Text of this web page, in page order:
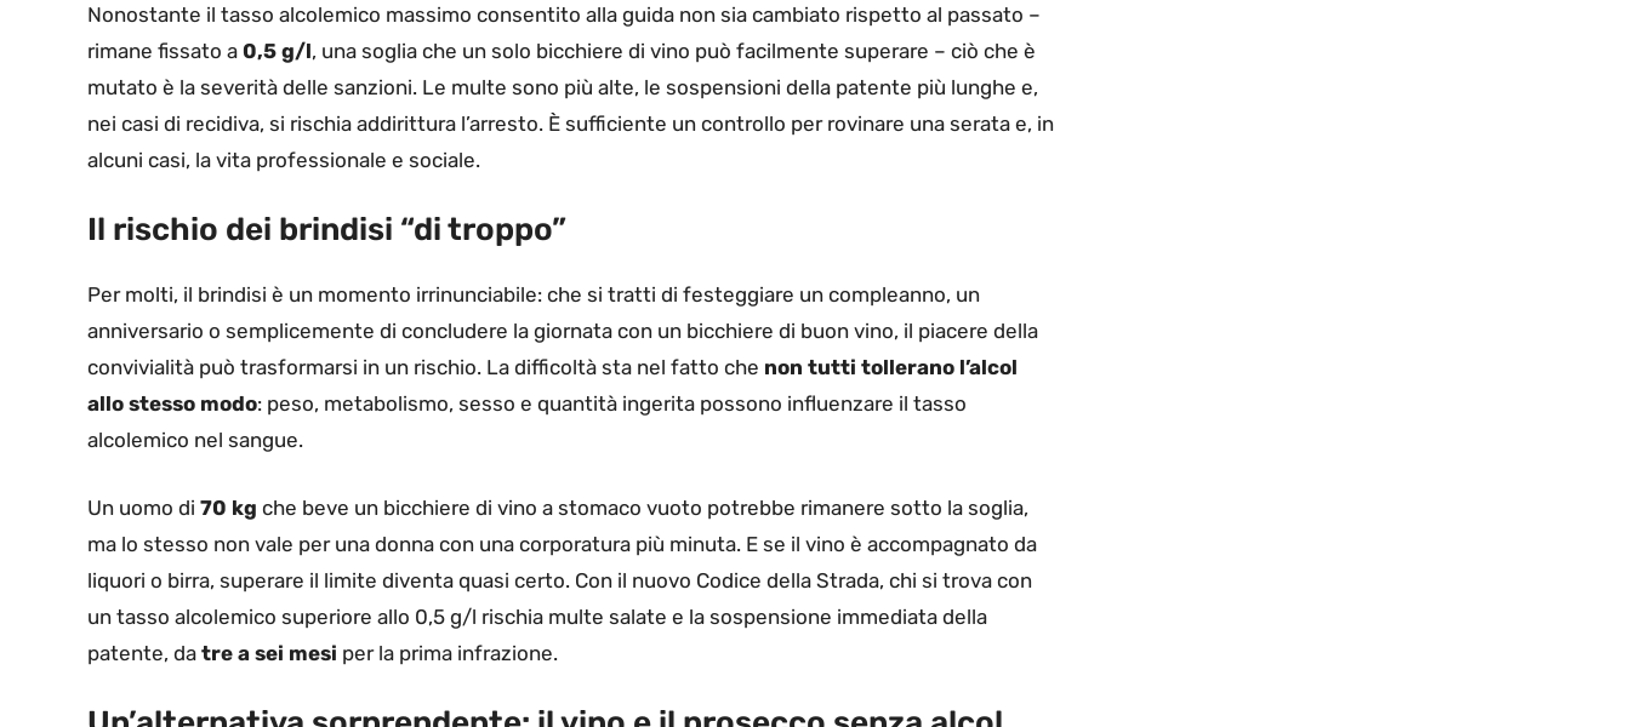
Nonostante il tasso alcolemico massimo consentito alla guida non sia cambiato rispetto al passato –
rimane fissato a 0,5 g/l, una soglia che un solo bicchiere di vino può facilmente superare – ciò che è
mutato è la severità delle sanzioni. Le multe sono più alte, le sospensioni della patente più lunghe e,
nei casi di recidiva, si rischia addirittura l’arresto. È sufficiente un controllo per rovinare una serata e, in
alcuni casi, la vita professionale e sociale.
Il rischio dei brindisi “di troppo”
Per molti, il brindisi è un momento irrinunciabile: che si tratti di festeggiare un compleanno, un
anniversario o semplicemente di concludere la giornata con un bicchiere di buon vino, il piacere della
convivialità può trasformarsi in un rischio. La difficoltà sta nel fatto che non tutti tollerano l’alcol
allo stesso modo: peso, metabolismo, sesso e quantità ingerita possono influenzare il tasso
alcolemico nel sangue.
Un uomo di 70 kg che beve un bicchiere di vino a stomaco vuoto potrebbe rimanere sotto la soglia,
ma lo stesso non vale per una donna con una corporatura più minuta. E se il vino è accompagnato da
liquori o birra, superare il limite diventa quasi certo. Con il nuovo Codice della Strada, chi si trova con
un tasso alcolemico superiore allo 0,5 g/l rischia multe salate e la sospensione immediata della
patente, da tre a sei mesi per la prima infrazione.